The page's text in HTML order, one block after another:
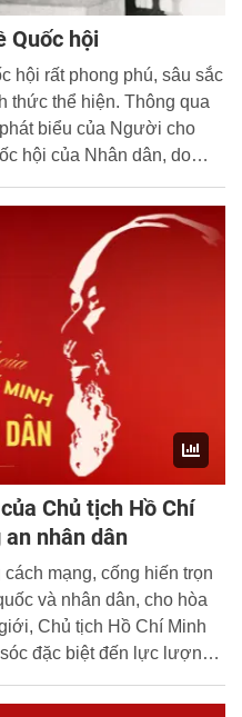
Quốc hội
hội rất phong phú, sâu sắc
thức thể hiện. Thông qua
biểu của Người cho
hội của Nhân dân, do
Chủ tịch Hồ Chí
nhân dân
mạng, cống hiến trọn
và nhân dân, cho hòa
Chủ tịch Hồ Chí Minh
đặc biệt đến lực lượng
sắc, quý báu đối với lực